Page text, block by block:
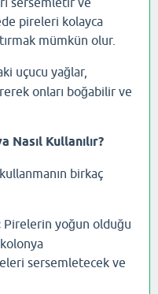
pireleri kolayca
mümkün olur.
uçucu yağlar,
onları boğabilir ve
Kullanılır?
birkaç
Pirelerin yoğun olduğu
sersemletecek ve